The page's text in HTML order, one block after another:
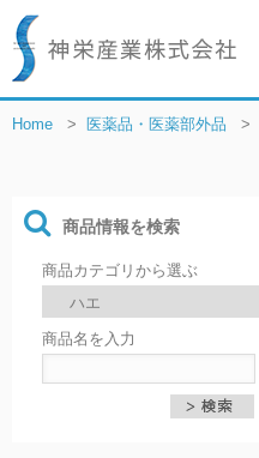
Home > 医薬品・医薬部外品 >
商品情報を検索
商品カテゴリから選ぶ
商品名を入力